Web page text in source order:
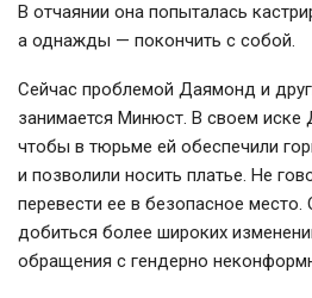
В отчаянии она попыталась
а однажды — покончить с собой.
Сейчас проблемой Даямонд и
занимается Минюст. В своем иске
чтобы в тюрьме ей обеспечили
и позволили носить платье. Не
перевести ее в безопасное место.
добиться более широких
обращения с гендерно